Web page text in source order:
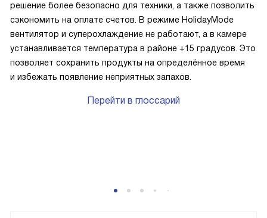
решение более безопасно для техники, а также позволить
сэкономить на оплате счетов. В режиме HolidayMode
вентилятор и суперохлаждение не работают, а в камере
устанавливается температура в районе +15 градусов. Это
позволяет сохранить продукты на определённое время
и избежать появление неприятных запахов.
Перейти в глоссарий